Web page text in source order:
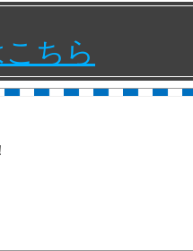
ちら